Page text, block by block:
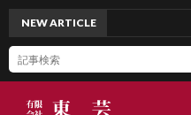
NEW ARTICLE